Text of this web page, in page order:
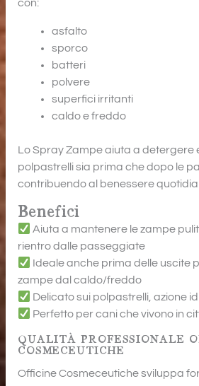
con:
asfalto
sporco
batteri
polvere
superfici irritanti
caldo e freddo
Lo Spray Zampe aiuta a detergere
polpastrelli sia prima che dopo le
contribuendo al benessere
Benefici
Aiuta a mantenere le zampe
rientro dalle passeggiate
Ideale anche prima delle uscite
zampe dal caldo/freddo
Delicato sui polpastrelli, azione
Perfetto per cani che vivono in
QUALITÀ PROFESSIONALE
COSMECEUTICHE
Officine Cosmeceutichesviluppa